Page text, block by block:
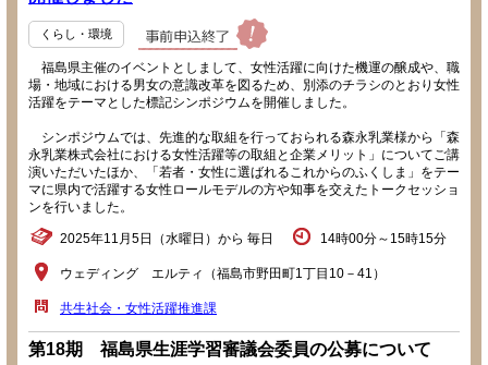
くらし・環境
福島県主催のイベントとしまして、女性活躍に向けた機運の醸成や、職
場・地域における男女の意識改革を図るため、別添のチラシのとおり女性
活躍をテーマとした標記シンポジウムを開催しました。
シンポジウムでは、先進的な取組を行っておられる森永乳業様から「森
永乳業株式会社における女性活躍等の取組と企業メリット」についてご講
演いただいたほか、「若者・女性に選ばれるこれからのふくしま」をテー
マに県内で活躍する女性ロールモデルの方や知事を交えたトークセッショ
ンを行いました。
2025年11月5日（水曜日）から 毎日 14時00分～15時15分
ウェディング エルティ（福島市野田町1丁目10－41）
共生社会・女性活躍推進課
第18期 福島県生涯学習審議会委員の公募について